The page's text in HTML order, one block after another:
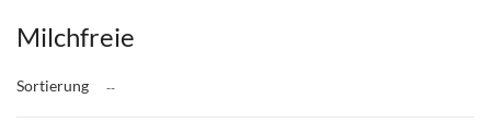
Milchfreie
Sortierung --